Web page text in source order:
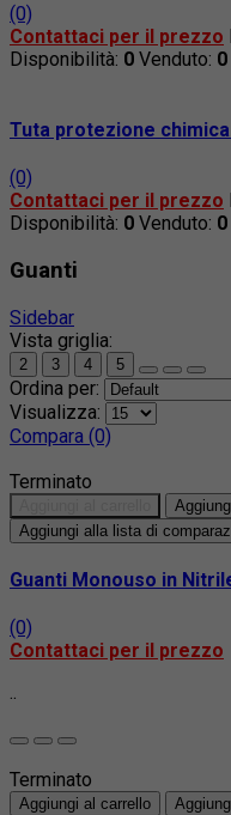
(0)
Contattaci per il prezzo
Disponibilità: 0 Venduto: 0
Tuta protezione
(0)
Contattaci per il prezzo
Disponibilità: 0 Venduto: 0
Guanti
Sidebar
Vista griglia:
2 3 4 5
Ordina per:
Visualizza:
Compara (0)
Terminato
Aggiungi alla lista di
Guanti Monouso in
(0)
Contattaci per il prezzo
..
Terminato
Aggiungi al carrello